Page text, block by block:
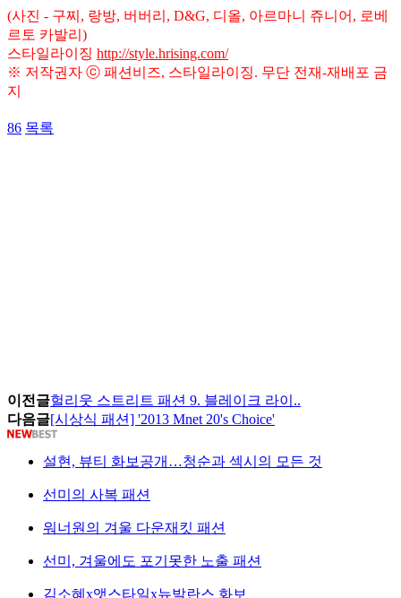
(사진 - 구찌, 랑방, 버버리, D&G, 디올, 아르마니 쥬니어, 로베
르토 카발리)
스타일라이징 http://style.hrising.com/
※ 저작권자 ⓒ 패션비즈, 스타일라이징. 무단 전재-재배포 금
지
86 목록
이전글헐리웃 스트리트 패션 9. 블레이크 라이..
다음글[시상식 패션] '2013 Mnet 20's Choice'
설현, 뷰티 화보공개…청순과 섹시의 모든 것
선미의 사복 패션
워너원의 겨울 다운재킷 패션
선미, 겨울에도 포기못한 노출 패션
김소혜x앳스타일x뉴발란스 화보